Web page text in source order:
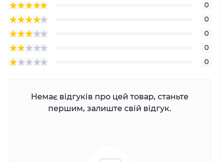
0
0
0
0
0
Немає відгуків про цей товар, станьте
першим, залиште свій відгук.